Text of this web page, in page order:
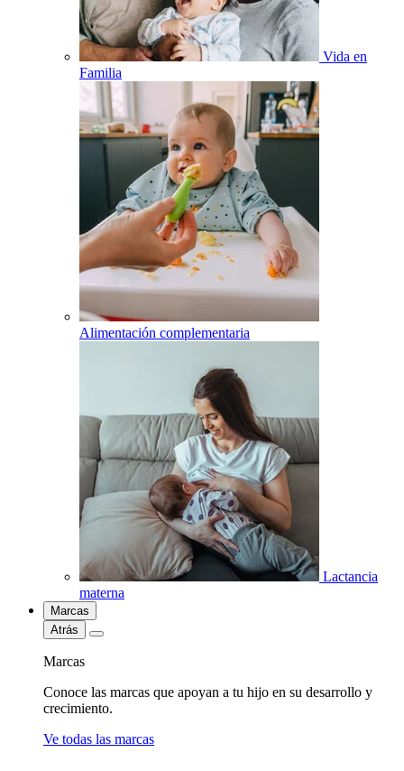
Vida en
Familia
Alimentación complementaria
Lactancia
materna
Marcas
Atrás
Marcas
Conoce las marcas que apoyan a tu hijo en su desarrollo y
crecimiento.
Ve todas las marcas